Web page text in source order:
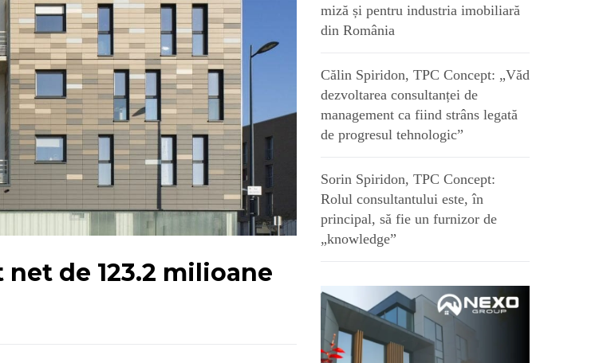
de 123.2 milioane
miză și pentru industria imobiliară
din România
Călin Spiridon, TPC Concept: „Văd
dezvoltarea consultanței de
management ca fiind strâns legată
de progresul tehnologic”
Sorin Spiridon, TPC Concept:
Rolul consultantului este, în
principal, să fie un furnizor de
„knowledge”